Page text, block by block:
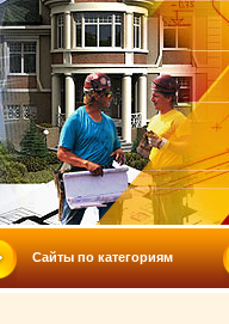
Сайты по категориям